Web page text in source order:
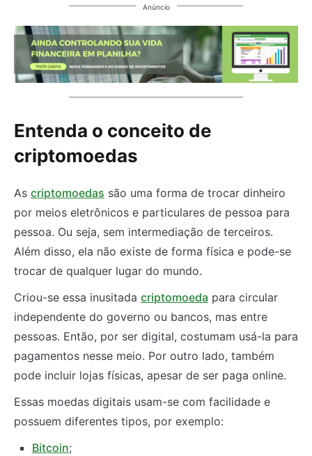
Anúncio
Entenda o conceito de
criptomoedas
As criptomoedas são uma forma de trocar dinheiro
por meios eletrônicos e particulares de pessoa para
pessoa. Ou seja, sem intermediação de terceiros.
Além disso, ela não existe de forma física e pode-se
trocar de qualquer lugar do mundo.
Criou-se essa inusitada criptomoeda para circular
independente do governo ou bancos, mas entre
pessoas. Então, por ser digital, costumam usá-la para
pagamentos nesse meio. Por outro lado, também
pode incluir lojas físicas, apesar de ser paga online.
Essas moedas digitais usam-se com facilidade e
possuem diferentes tipos, por exemplo:
Bitcoin;